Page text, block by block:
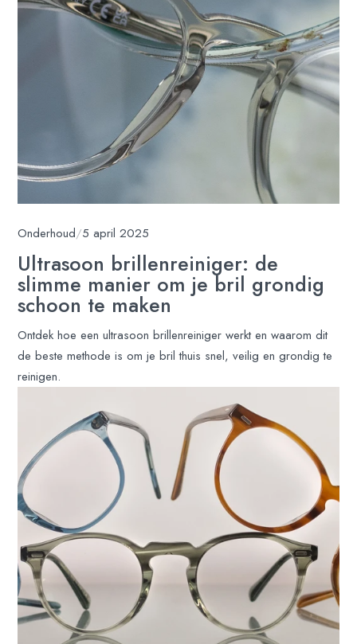
Onderhoud/5 april 2025
Ultrasoon brillenreiniger: de
slimme manier om je bril grondig
schoon te maken
Ontdek hoe een ultrasoon brillenreiniger werkt en waarom dit
de beste methode is om je bril thuis snel, veilig en grondig te
reinigen.